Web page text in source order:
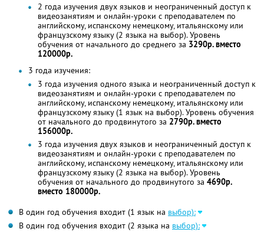
2 года изучения двух языков и неограниченный доступ к
видеозанятиям и онлайн-уроки с преподавателем по
английскому, испанскому немецкому, итальянскому или
французскому языку (2 языка на выбор). Уровень
обучения от начального до среднего за 3290р. вместо
120000р.
3 года изучения:
3 года изучения одного языка и неограниченный доступ к
видеозанятиям и онлайн-уроки с преподавателем по
английскому, испанскому немецкому, итальянскому или
французскому языку (1 язык на выбор). Уровень обучения
от начального до продвинутого за 2790р. вместо
156000р.
3 года изучения двух языков и неограниченный доступ к
видеозанятиям и онлайн-уроки с преподавателем по
английскому, испанскому немецкому, итальянскому или
французскому языку (2 языка на выбор). Уровень
обучения от начального до продвинутого за 4690р.
вместо 180000р.
В один год обучения входит (1 язык на выбор):
В один год обучения входит (2 языка на выбор):